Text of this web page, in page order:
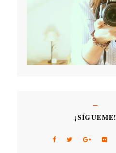
¡SÍGUEME!